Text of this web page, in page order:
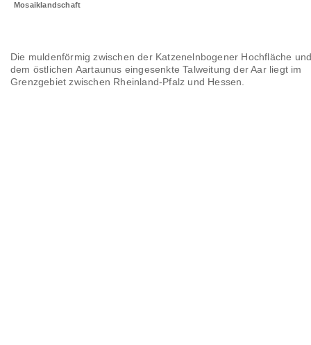
Mosaiklandschaft
Die muldenförmig zwischen der Katzenelnbogener Hochfläche
dem östlichen Aartaunus eingesenkte Talweitung der Aar liegt im
Grenzgebiet zwischen Rheinland-Pfalz und Hessen.